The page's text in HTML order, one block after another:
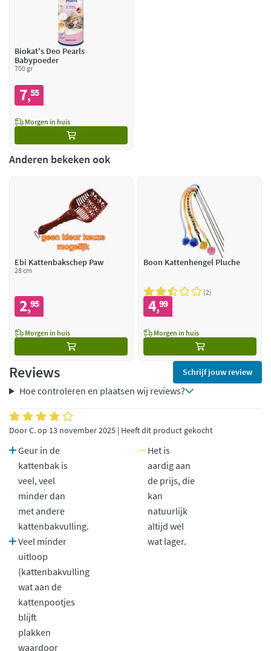
Biokat's Deo Pearls
Babypoeder
700 gr
7,55
Morgen in huis
Anderen bekeken ook
Ebi Kattenbakschep Paw
28 cm
2,95
Morgen in huis
Boon Kattenhengel Pluche
2
4,99
Morgen in huis
Reviews Schrijf jouw review
Hoe controleren en plaatsen wij reviews?
Door C. op 13 november 2025 | Heeft dit product gekocht
Geur in de
kattenbak is
veel, veel
minder dan
met andere
kattenbakvulling.
Veel minder
uitloop
(kattenbakvulling
wat aan de
kattenpootjes
blijft
plakken
waardoor
Het is
aardig aan
de prijs, die
kan
natuurlijk
altijd wel
wat lager.